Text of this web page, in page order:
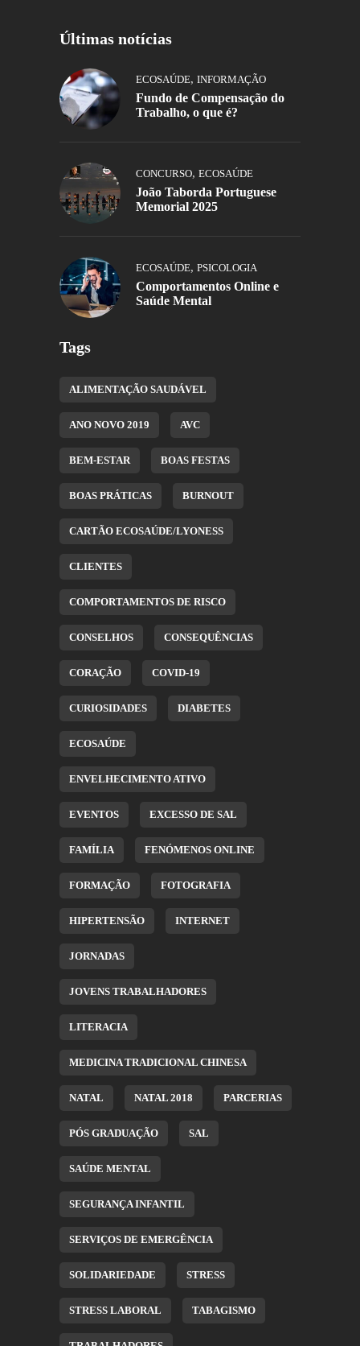
Últimas notícias
ECOSAÚDE, INFORMAÇÃO
Fundo de Compensação do
Trabalho, o que é?
CONCURSO, ECOSAÚDE
João Taborda Portuguese
Memorial 2025
ECOSAÚDE, PSICOLOGIA
Comportamentos Online e
Saúde Mental
Tags
ALIMENTAÇÃO SAUDÁVEL
ANO NOVO 2019 AVC
BEM-ESTAR BOAS FESTAS
BOAS PRÁTICAS BURNOUT
CARTÃO ECOSAÚDE/LYONESS
CLIENTES
COMPORTAMENTOS DE RISCO
CONSELHOS CONSEQUÊNCIAS
CORAÇÃO COVID-19
CURIOSIDADES DIABETES
ECOSAÚDE
ENVELHECIMENTO ATIVO
EVENTOS EXCESSO DE SAL
FAMÍLIA FENÓMENOS ONLINE
FORMAÇÃO FOTOGRAFIA
HIPERTENSÃO INTERNET
JORNADAS
JOVENS TRABALHADORES
LITERACIA
MEDICINA TRADICIONAL CHINESA
NATAL NATAL 2018 PARCERIAS
PÓS GRADUAÇÃO SAL
SAÚDE MENTAL
SEGURANÇA INFANTIL
SERVIÇOS DE EMERGÊNCIA
SOLIDARIEDADE STRESS
STRESS LABORAL TABAGISMO